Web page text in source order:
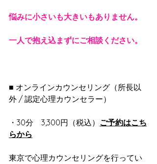
悩みに小さいも大きいもありません。
一人で抱え込まずにご相談ください。
■ オンラインカウンセリング（所長以
外 / 認定心理カウンセラー）
・30分　3,300円（税込） ご予約はこち
らから
東京で心理カウンセリングを行ってい